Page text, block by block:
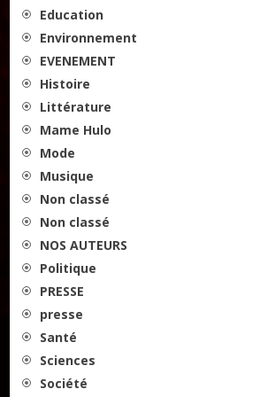
Education
Environnement
EVENEMENT
Histoire
Littérature
Mame Hulo
Mode
Musique
Non classé
Non classé
NOS AUTEURS
Politique
PRESSE
presse
Santé
Sciences
Société